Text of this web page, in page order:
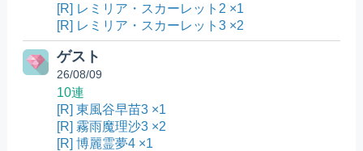
[R] レミリア・スカーレット2 ×1
[R] レミリア・スカーレット3 ×2
ゲスト
26/08/09
10連
[R] 東風谷早苗3 ×1
[R] 霧雨魔理沙3 ×2
[R] 博麗霊夢4 ×1